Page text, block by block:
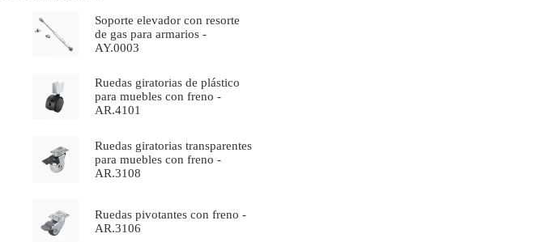
Soporte elevador con resorte
de gas para armarios -
AY.0003
Ruedas giratorias de plástico
para muebles con freno -
AR.4101
Ruedas giratorias transparentes
para muebles con freno -
AR.3108
Ruedas pivotantes con freno -
AR.3106